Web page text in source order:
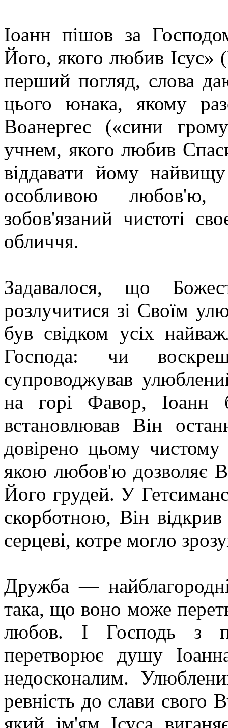
Іоанн пішов за
Його, якого любив Ісус»
перший погляд, слова
цього юнака, якому
Воанергес («сини
учнем, якого любив
віддавати йому
особливою любов'ю,
зобов'язаний чистоті
обличчя.
Задавалося, що
розлучитися зі Своїм
був свідком усіх
Господа: чи
супроводжував
на горі Фавор, Іоанн
встановлював Він
довірено цьому чистому
якою любов'ю дозволяє
Його грудей. У
скорботною, Він
серцеві, котре могло
Дружба —
така, що воно може
любов. І Господь з
перетворює душу
недосконалим.
ревність до слави свого
який ім'ям Ісуса